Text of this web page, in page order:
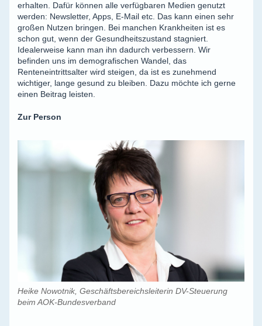
erhalten. Dafür können alle verfügbaren Medien genutzt
werden: Newsletter, Apps, E-Mail etc. Das kann einen sehr
großen Nutzen bringen. Bei manchen Krankheiten ist es
schon gut, wenn der Gesundheitszustand stagniert.
Idealerweise kann man ihn dadurch verbessern. Wir
befinden uns im demografischen Wandel, das
Renteneintrittsalter wird steigen, da ist es zunehmend
wichtiger, lange gesund zu bleiben. Dazu möchte ich gerne
einen Beitrag leisten.
Zur Person
Heike Nowotnik, Geschäftsbereichsleiterin DV-Steuerung
beim AOK-Bundesverband